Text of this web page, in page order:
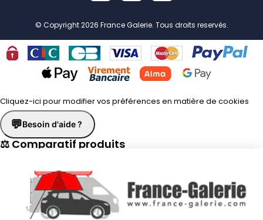
© Copyright 2026 France Galerie. Tous droits reservés.
Cliquez-ici pour modifier vos préférences en matière de cookies
💬Besoin d'aide ?
⚖ Comparatif produits
📋 Fiche technique
Demander un rappel